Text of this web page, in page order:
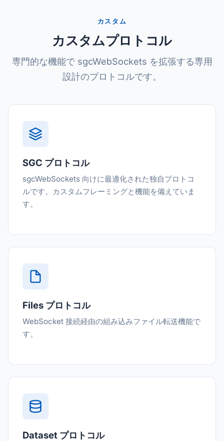
カスタム
カスタムプロトコル
専門的な機能で sgcWebSockets を拡張する専用
設計のプロトコルです。
SGC プロトコル
sgcWebSockets 向けに最適化された独自プロトコ
ルです。カスタムフレーミングと機能を備えていま
す。
Files プロトコル
WebSocket 接続経由の組み込みファイル転送機能で
す。
Dataset プロトコル